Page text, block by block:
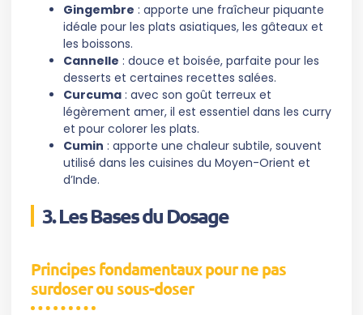
Gingembre : apporte une fraîcheur piquante
idéale pour les plats asiatiques, les gâteaux et
les boissons.
Cannelle : douce et boisée, parfaite pour les
desserts et certaines recettes salées.
Curcuma : avec son goût terreux et
légèrement amer, il est essentiel dans les curry
et pour colorer les plats.
Cumin : apporte une chaleur subtile, souvent
utilisé dans les cuisines du Moyen-Orient et
d’Inde.
3. Les Bases du Dosage
Principes fondamentaux pour ne pas
surdoser ou sous-doser